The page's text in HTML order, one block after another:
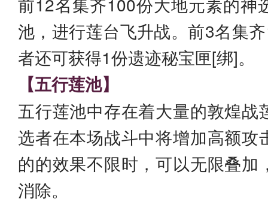
池，进行莲台飞升战。前3名集
者还可获得1份遗迹秘宝匣[绑]。
【五行莲池】
五行莲池中存在着大量的敦煌战
选者在本场战斗中将增加高额攻
的的效果不限时，可以无限叠加
消除。